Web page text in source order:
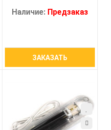
Наличие: Предзаказ
ЗАКАЗАТЬ